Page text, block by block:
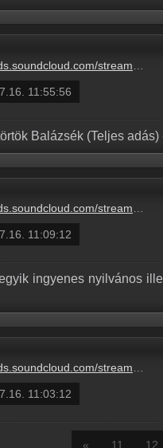
2361778001-radio1hungary-7b3f119b-e970-43e1-bef1-e554da6c79ba.mp3
11:55:56
Balázsék (Teljes adás)
stream/2361591512-balazsek-2026-07-16-csuetoertoek.mp3
11:09:12
ingyenes nyilvános
balazsek-6-egerben-az-egyik-ingyenes-nyilvanos-illemhelybe-szandekosan-egy-harommeteres-fat-dugtak-6.mp3
11:03:12
« 11 12